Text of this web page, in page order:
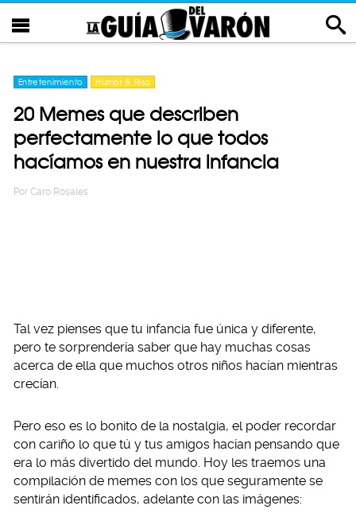
Entretenimiento Humor & Risa
20 Memes que describen
perfectamente lo que todos
hacíamos en nuestra infancia
Por Caro Rosales
Tal vez pienses que tu infancia fue única y diferente,
pero te sorprendería saber que hay muchas cosas
acerca de ella que muchos otros niños hacían mientras
crecían.
Pero eso es lo bonito de la nostalgia, el poder recordar
con cariño lo que tú y tus amigos hacían pensando que
era lo más divertido del mundo. Hoy les traemos una
compilación de memes con los que seguramente se
sentirán identificados, adelante con las imágenes: